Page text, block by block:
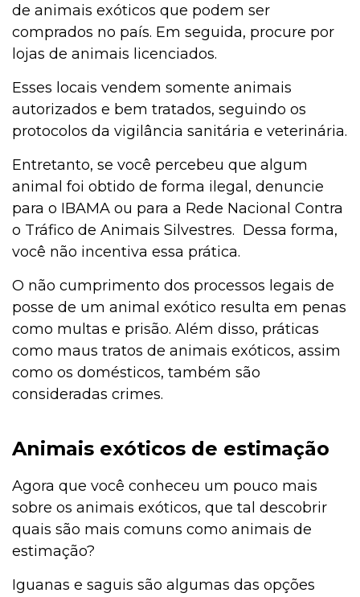
de animais exóticos que podem ser
comprados no país. Em seguida, procure por
lojas de animais licenciados.
Esses locais vendem somente animais
autorizados e bem tratados, seguindo os
protocolos da vigilância sanitária e veterinária.
Entretanto, se você percebeu que algum
animal foi obtido de forma ilegal, denuncie
para o IBAMA ou para a Rede Nacional Contra
o Tráfico de Animais Silvestres. Dessa forma,
você não incentiva essa prática.
O não cumprimento dos processos legais de
posse de um animal exótico resulta em penas
como multas e prisão. Além disso, práticas
como maus tratos de animais exóticos, assim
como os domésticos, também são
consideradas crimes.
Animais exóticos de estimação
Agora que você conheceu um pouco mais
sobre os animais exóticos, que tal descobrir
quais são mais comuns como animais de
estimação?
Iguanas e saguis são algumas das opções